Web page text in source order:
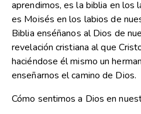
aprendimos, es la biblia en los
es Moisés en los labios de
Biblia enséñanos al Dios de
revelación cristiana al que
haciéndose él mismo un
enseñarnos el camino de Dios.
Cómo sentimos a Dios en